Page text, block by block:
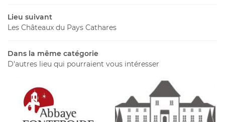
Avis
Contact
Lieu suivant
Les Châteaux du Pays Cathares
Dans la même catégorie
D'autres lieu qui pourraient vous intéresser